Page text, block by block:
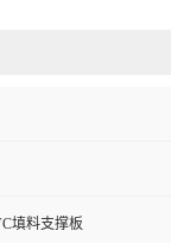
填料支撑板